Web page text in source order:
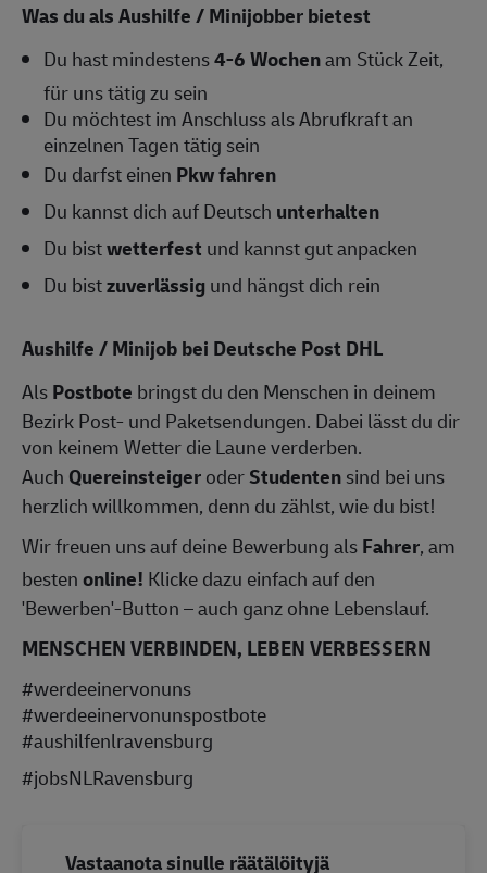
Was du als Aushilfe / Minijobber bietest
Du hast mindestens4-6Wochenam Stück Zeit,
für uns tätig zu sein
Du möchtest im Anschluss als Abrufkraft an
einzelnen Tagen tätig sein
Du darfst einen Pkw fahren
Du kannst dich auf Deutsch unterhalten
Du bistwetterfest und kannst gut anpacken
Du bistzuverlässigund hängst dich rein
Aushilfe / Minijob bei Deutsche Post DHL
AlsPostbote bringst du den Menschen in deinem
Bezirk Post- und Paketsendungen. Dabei lässt du dir
von keinem Wetter die Laune verderben.
Auch QuereinsteigeroderStudentensind bei uns
herzlich willkommen, denn du zählst, wie du bist!
Wir freuen uns auf deine Bewerbung alsFahrer, am
bestenonline! Klicke dazu einfach auf den
'Bewerben'-Button – auch ganz ohne Lebenslauf.
MENSCHEN VERBINDEN, LEBEN VERBESSERN
#werdeeinervonuns
#werdeeinervonunspostbote
#aushilfenlravensburg
#jobsNLRavensburg
Vastaanota sinulle räätälöityjä